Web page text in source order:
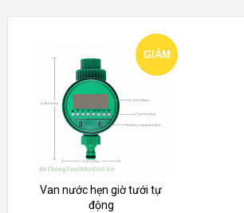
GIẢM
GIÁ!
Van nước hẹn giờ tưới tự
động